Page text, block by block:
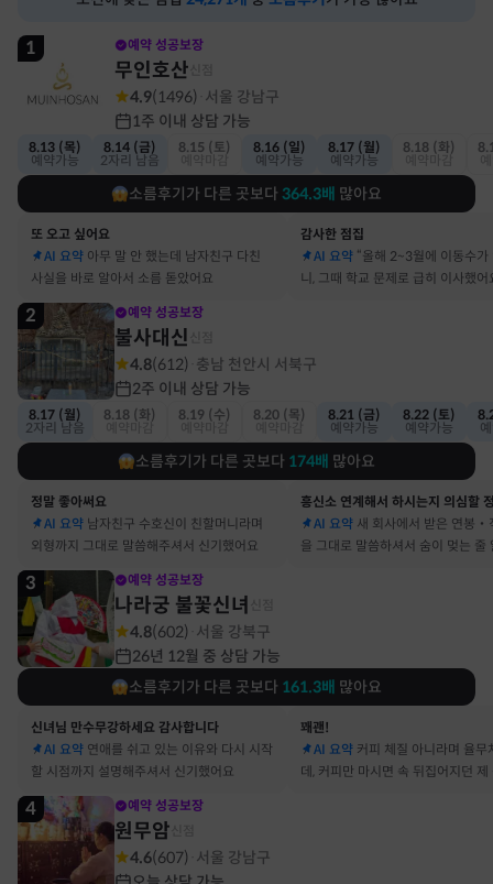
1 예약 성공보장
무인호산
4.9(1496) 서울 강남구
1주 이내 상담 가능
8.13 (목)
예약가능
8.14 (금)
2자리 남음
8.15 (토)
8.16 (일)
예약가능
8.17 (월)
예약가능
8.18 (화)
소름후기가 다른 곳보다 364.3배 많아요
또 오고 싶어요
AI 요약 아무 말 안 했는데 남자친구 다친
사실을 바로 알아서 소름 돋았어요
감사한 점집
AI 요약 “올해 2~3월에 이동수가
니, 그때 학교 문제로 급히 이사했어
2 예약 성공보장
불사대신
4.8(612) 충남 천안시 서북구
2주 이내 상담 가능
8.17 (월)
2자리 남음
8.18 (화)
8.19 (수)
8.20 (목)
8.21 (금)
예약가능
8.22 (토)
예약가능
소름후기가 다른 곳보다 174배 많아요
정말 좋아써요
AI 요약 남자친구 수호신이 친할머니라며
외형까지 그대로 말씀해주셔서 신기했어요
AI 요약 새 회사에서 받은 연봉‧
을 그대로 말씀하셔서 숨이 멎는 줄
3 예약 성공보장
나라궁 불꽃신녀
4.8(602) 서울 강북구
26년 12월 중 상담 가능
소름후기가 다른 곳보다 161.3배 많아요
신녀님 만수무강하세요 감사합니다
AI 요약 연애를 쉬고 있는 이유와 다시 시작
할 시점까지 설명해주셔서 신기했어요
꽤괜!
AI 요약 커피 체질 아니라며 율무
데, 커피만 마시면 속 뒤집어지던 제
4 예약 성공보장
원무암
4.6(607) 서울 강남구